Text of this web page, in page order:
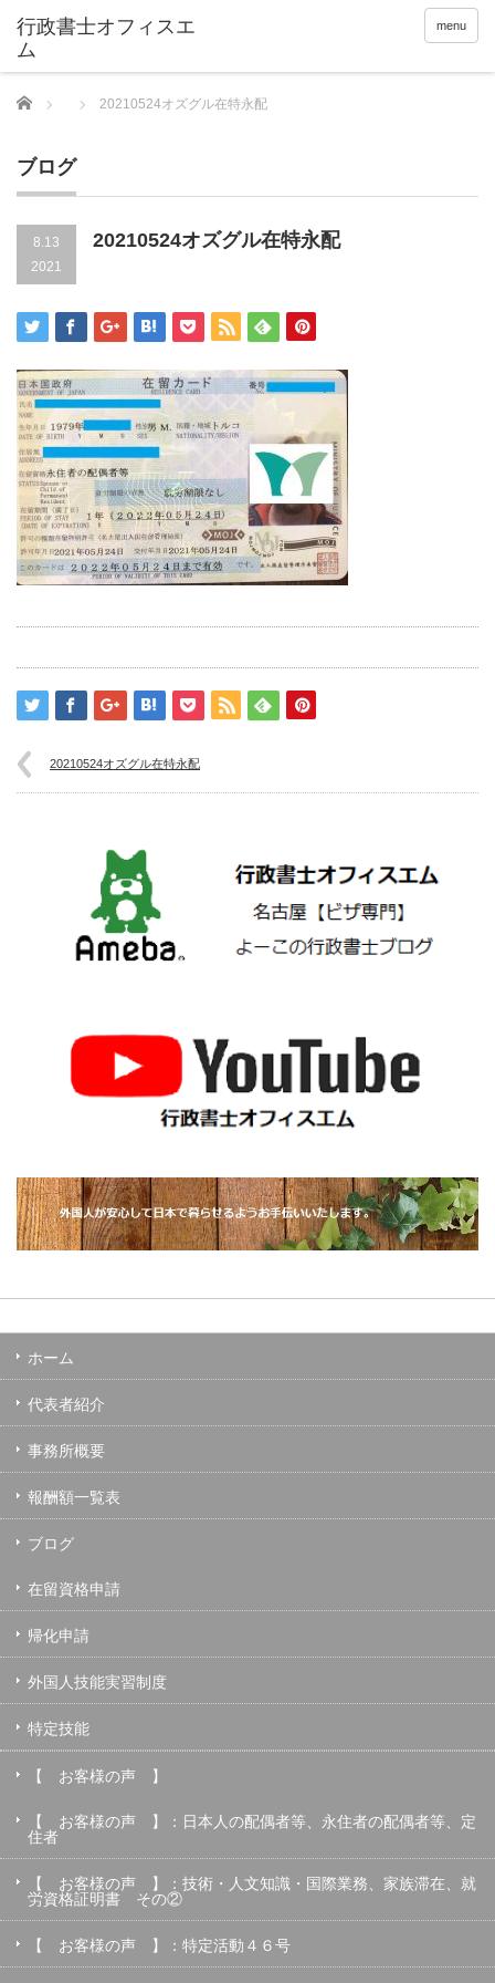
menu
Home 20210524オズグル在特永配
ブログ
8.13
2021
20210524オズグル在特永配
20210524オズグル在特永配
ホーム
代表者紹介
事務所概要
報酬額一覧表
ブログ
在留資格申請
帰化申請
外国人技能実習制度
特定技能
【 お客様の声 】
【 お客様の声 】：日本人の配偶者等、永住者の配偶者等、定
住者
【 お客様の声 】：技術・人文知識・国際業務、家族滞在、就
労資格証明書 その②
【 お客様の声 】：特定活動４６号